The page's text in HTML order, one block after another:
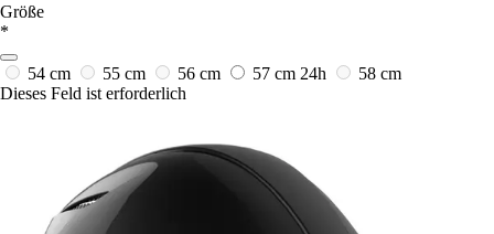
Größe
*
54 cm 55 cm 56 cm 57 cm 24h
58 cm
Dieses Feld ist erforderlich